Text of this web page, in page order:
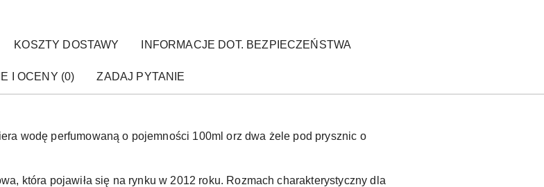
KOSZTY DOSTAWY INFORMACJE DOT. BEZPIECZEŃSTWA
I OCENY (0) ZADAJ PYTANIE
wodę perfumowaną o pojemności 100ml orz dwa żele pod prysznic o
która pojawiła się na rynku w 2012 roku. Rozmach charakterystyczny dla